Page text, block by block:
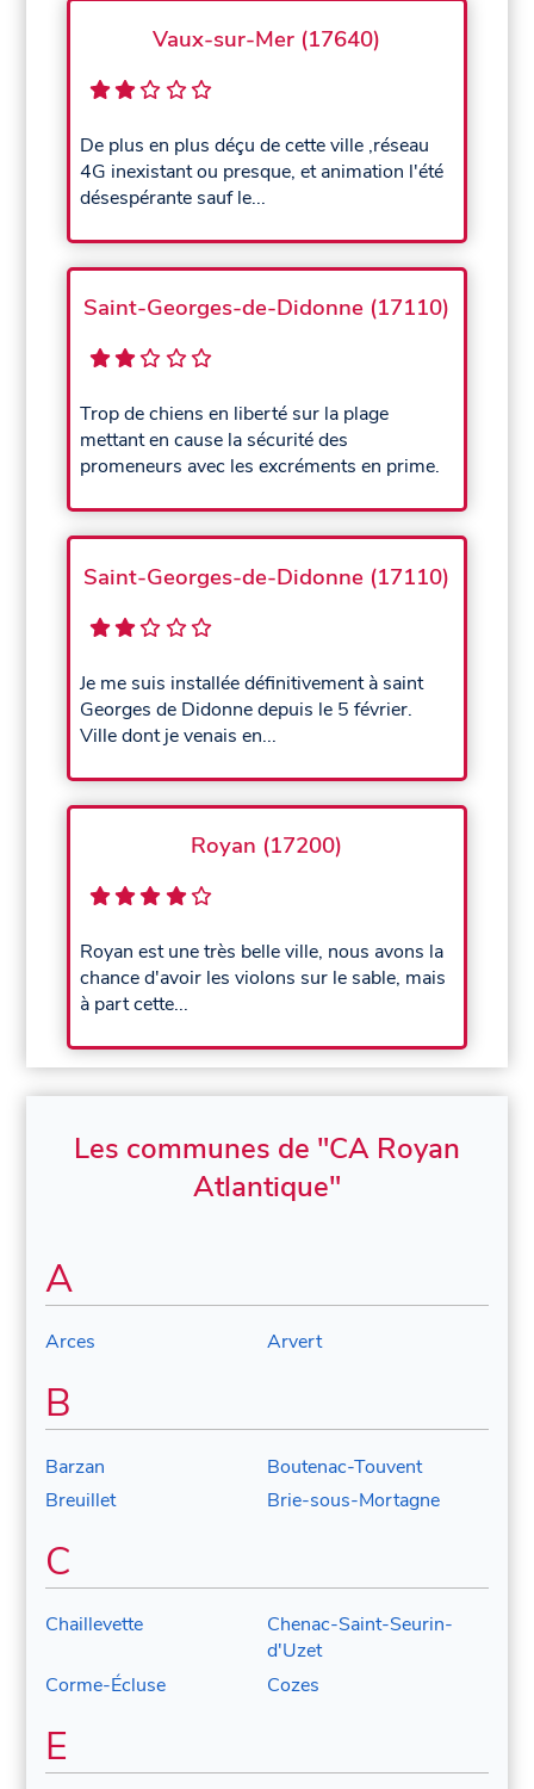
Vaux-sur-Mer (17640)
De plus en plus déçu de cette ville ,réseau
4G inexistant ou presque, et animation l'été
désespérante sauf le...
Saint-Georges-de-Didonne (17110)
Trop de chiens en liberté sur la plage
mettant en cause la sécurité des
promeneurs avec les excréments en prime.
Saint-Georges-de-Didonne (17110)
Je me suis installée définitivement à saint
Georges de Didonne depuis le 5 février.
Ville dont je venais en...
Royan (17200)
Royan est une très belle ville, nous avons la
chance d'avoir les violons sur le sable, mais
à part cette...
Les communes de "CA Royan
Atlantique"
A
Arces Arvert
B
Barzan
Boutenac-Touvent
Breuillet
Brie-sous-Mortagne
C
Chaillevette
Chenac-Saint-Seurin-
d'Uzet
Corme-Écluse
Cozes
E